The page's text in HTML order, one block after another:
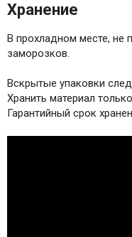
Хранение
В прохладном месте, не
заморозков.
Вскрытые упаковки
Хранить материал
Гарантийный срок